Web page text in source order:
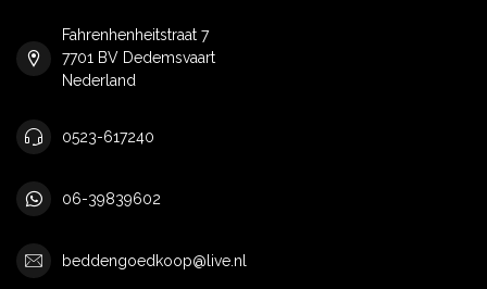
Fahrenhenheitstraat 7
7701 BV Dedemsvaart
Nederland
0523-617240
06-39839602
beddengoedkoop@live.nl